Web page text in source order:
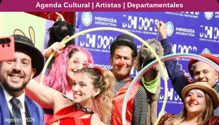
Agenda Cultural | Artistas | Departamentales
agosto, 2026